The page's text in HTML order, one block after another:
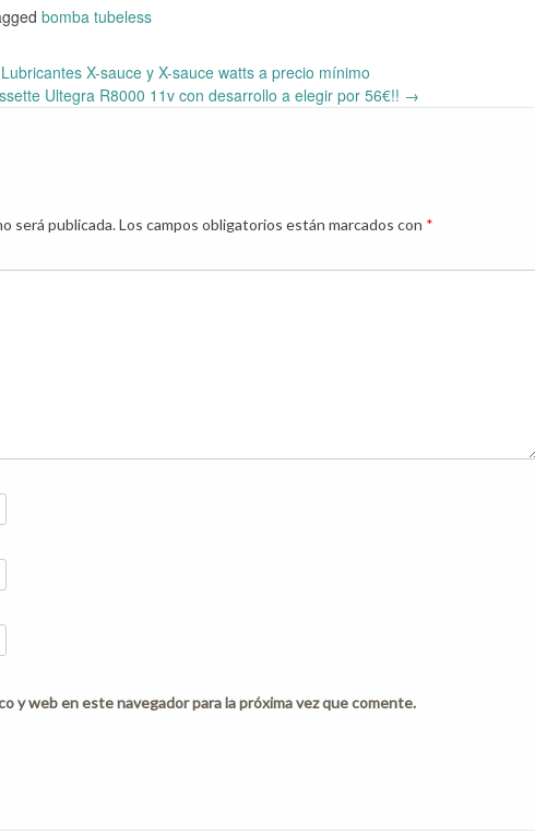
bomba tubeless
Lubricantes X-sauce y X-sauce watts a precio mínimo
Ultegra R8000 11v con desarrollo a elegir por 56€!! →
será publicada.Los campos obligatorios están marcados con *
y web en este navegador para la próxima vez que comente.